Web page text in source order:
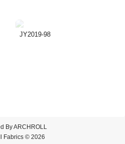
JY2019-98
ByARCHROLL
Fabrics © 2026